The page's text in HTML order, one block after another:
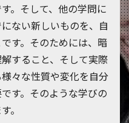
。そして、他の学問に
ない新しいものを、自
す。そのためには、暗
すること、そして実際
々な性質や変化を自分
す。そのような学びの
。